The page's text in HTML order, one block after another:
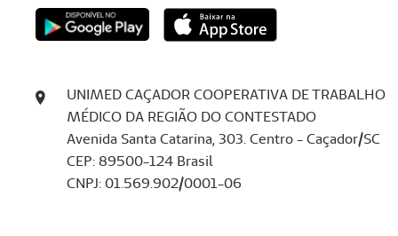
UNIMED CAÇADOR COOPERATIVA DE TRABALHO
MÉDICO DA REGIÃO DO CONTESTADO
Avenida Santa Catarina, 303. Centro - Caçador/SC
CEP: 89500-124 Brasil
​​​​​​​CNPJ: 01.569.902/0001-06